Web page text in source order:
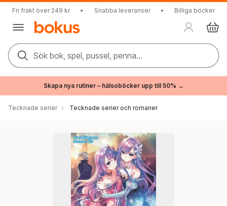
Fri frakt över 249 kr • Snabba leveranser • Billiga böcker
Sök bok, spel, pussel, penna...
Skapa nya rutiner – hälsoböcker upp till 50% →
Tecknade serier Tecknade serier och romaner